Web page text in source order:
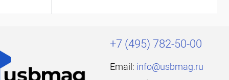
+7 (495) 782-50-00
Email: info@usbmag.ru